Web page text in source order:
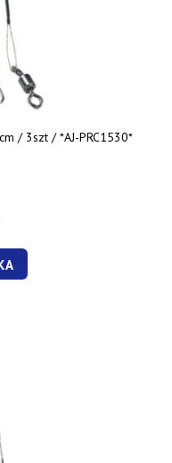
/ 3szt / *AJ-PRC1530*